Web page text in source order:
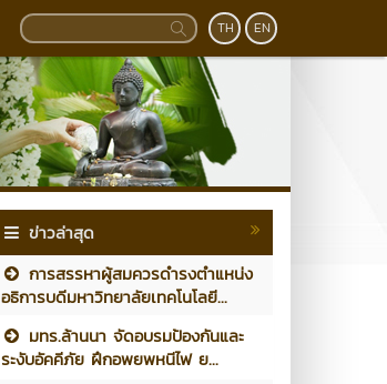
TH EN
ข่าวล่าสุด
การสรรหาผู้สมควรดำรงตำแหน่ง
อธิการบดีมหาวิทยาลัยเทคโนโลยี...
มทร.ล้านนา จัดอบรมป้องกันและ
ระงับอัคคีภัย ฝึกอพยพหนีไฟ ย...